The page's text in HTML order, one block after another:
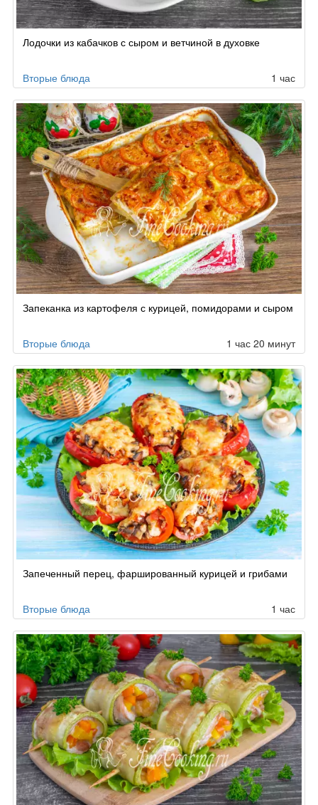
Лодочки из кабачков с сыром и ветчиной в духовке
Вторые блюда 1 час
Запеканка из картофеля с курицей, помидорами и сыром
Вторые блюда 1 час 20 минут
Запеченный перец, фаршированный курицей и грибами
Вторые блюда 1 час